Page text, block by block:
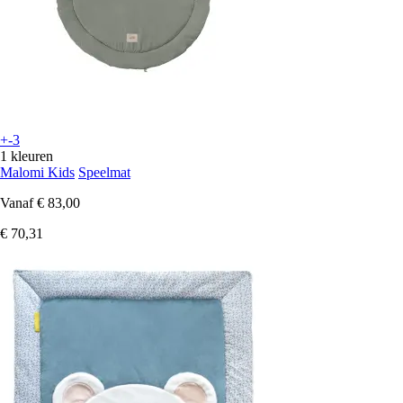
+-3
1 kleuren
Malomi Kids Speelmat
Vanaf € 83,00
€ 70,31